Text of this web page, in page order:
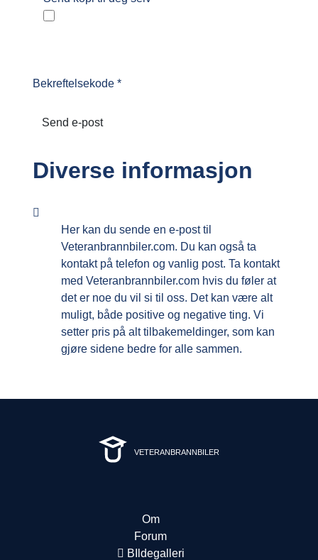
Bekreftelsekode *
Send e-post
Diverse informasjon
Her kan du sende en e-post til
Veteranbrannbiler.com. Du kan også ta
kontakt på telefon og vanlig post. Ta kontakt
med Veteranbrannbiler.com hvis du føler at
det er noe du vil si til oss. Det kan være alt
muligt, både positive og negative ting. Vi
setter pris på alt tilbakemeldinger, som kan
gjøre sidene bedre for alle sammen.
VETERANBRANNBILER
Om
Forum
BIldegalleri